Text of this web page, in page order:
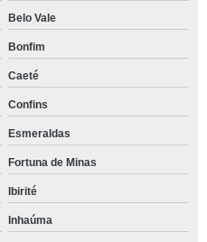
Belo Vale
Bonfim
Caeté
Confins
Esmeraldas
Fortuna de Minas
Ibirité
Inhaúma